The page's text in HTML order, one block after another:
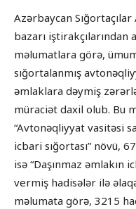
Azərbaycan
bazarı iştirakçılarından
məlumatlara görə,
sığortalanmış
əmlaklara dəymiş
müraciət daxil olub. Bu
“Avtonəqliyyat vasitəsi
icbari sığortası” növü,
isə “Daşınmaz əmlakın
vermiş hadisələr ilə
məlumata görə, 3215